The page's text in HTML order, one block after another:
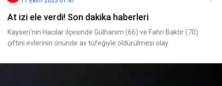
At izi ele verdi! Son dakika haberleri
Kayseri'nin Hacılar ilçesinde Gülhanım (66) ve Fahri Baktır (70)
çiftini evlerinin önünde av tüfeğiyle öldürülmesi olay